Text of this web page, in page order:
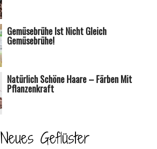
Gemüsebrühe Ist Nicht Gleich
Gemüsebrühe!
Natürlich Schöne Haare – Färben Mit
Pflanzenkraft
Neues Geflüster